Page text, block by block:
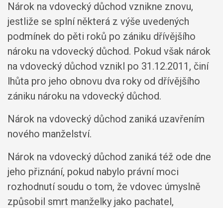
Nárok na vdovecký důchod vznikne znovu,
jestliže se splní některá z výše uvedených
podmínek do pěti roků po zániku dřívějšího
nároku na vdovecký důchod. Pokud však nárok
na vdovecký důchod vznikl po 31.12.2011, činí
lhůta pro jeho obnovu dva roky od dřívějšího
zániku nároku na vdovecký důchod.
Nárok na vdovecký důchod zaniká uzavřením
nového manželství.
Nárok na vdovecký důchod zaniká též ode dne
jeho přiznání, pokud nabylo právní moci
rozhodnutí soudu o tom, že vdovec úmyslně
způsobil smrt manželky jako pachatel,